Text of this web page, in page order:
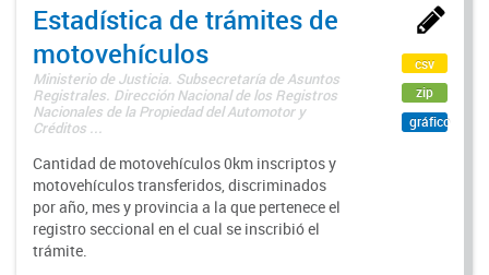
Estadística de trámites de
motovehículos
Ministerio de Justicia. Subsecretaría de Asuntos
Registrales. Dirección Nacional de los Registros
Nacionales de la Propiedad del Automotor y
Créditos ...
Cantidad de motovehículos 0km inscriptos y
motovehículos transferidos, discriminados
por año, mes y provincia a la que pertenece el
registro seccional en el cual se inscribió el
trámite.
csv
zip
gráfico